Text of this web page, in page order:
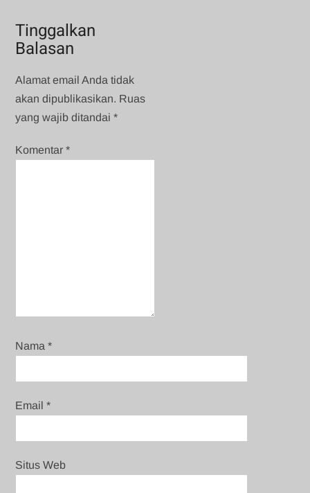
Tinggalkan
Balasan
Alamat email Anda tidak
akan dipublikasikan. Ruas
yang wajib ditandai*
Komentar*
Nama*
Email*
Situs Web